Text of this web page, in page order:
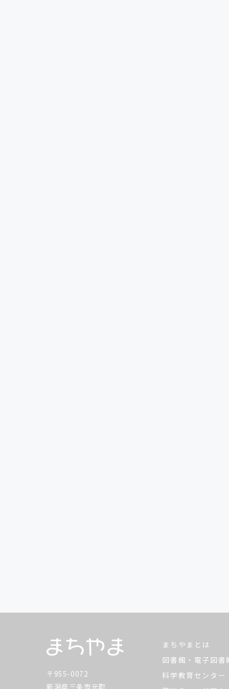
〒955-0072
新潟県三条市元町
まちやまとは
図書館・電子図書
科学教育センター